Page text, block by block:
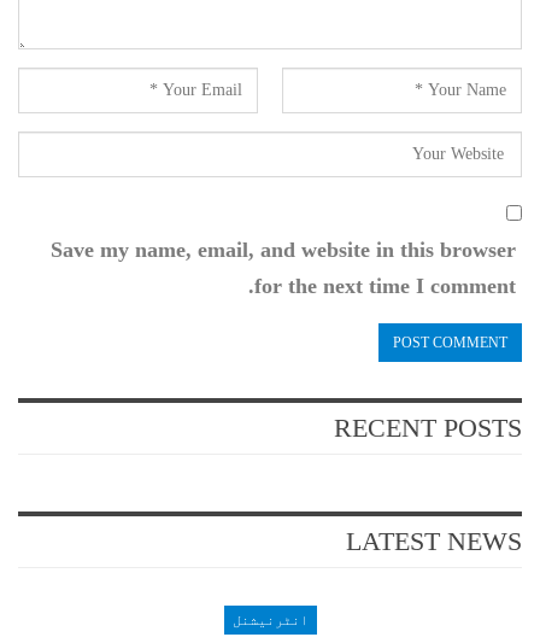
Save my name, email, and website in this browser
for the next time I comment.
RECENT POSTS
LATEST NEWS
انٹرنیشنل